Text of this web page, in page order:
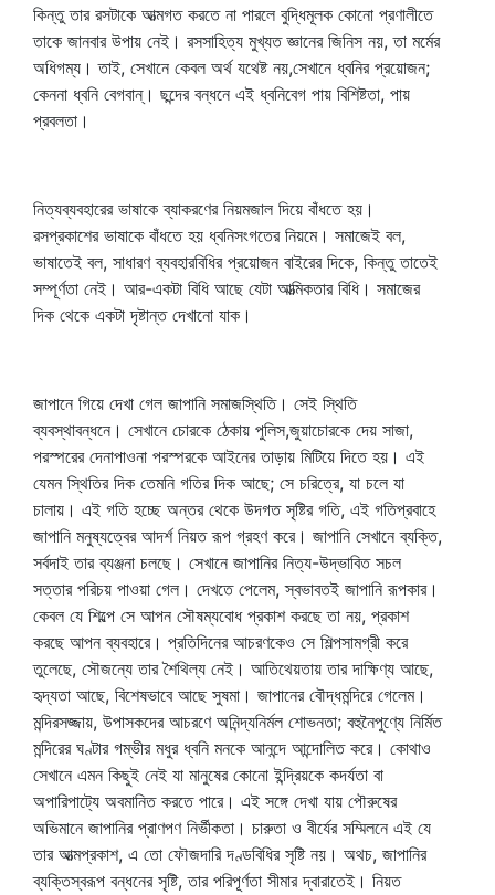
কিন্তু তার রসটাকে আত্মগত করতে না পারলে বুদ্ধিমূলক কোনো প্রণালীতে
তাকে জানবার উপায় নেই। রসসাহিত্য মুখ্যত জ্ঞানের জিনিস নয়, তা মর্মের
অধিগম্য। তাই, সেখানে কেবল অর্থ যথেষ্ট নয়,সেখানে ধ্বনির প্রয়োজন;
কেননা ধ্বনি বেগবান্‌। ছন্দের বন্ধনে এই ধ্বনিবেগ পায় বিশিষ্টতা, পায়
প্রবলতা।
নিত্যব্যবহারের ভাষাকে ব্যাকরণের নিয়মজাল দিয়ে বাঁধতে হয়।
রসপ্রকাশের ভাষাকে বাঁধতে হয় ধ্বনিসংগতের নিয়মে। সমাজেই বল,
ভাষাতেই বল, সাধারণ ব্যবহারবিধির প্রয়োজন বাইরের দিকে, কিন্তু তাতেই
সম্পূর্ণতা নেই। আর-একটা বিধি আছে যেটা আত্মিকতার বিধি। সমাজের
দিক থেকে একটা দৃষ্টান্ত দেখানো যাক।
জাপানে গিয়ে দেখা গেল জাপানি সমাজস্থিতি। সেই স্থিতি
ব্যবস্থাবন্ধনে। সেখানে চোরকে ঠেকায় পুলিস,জুয়াচোরকে দেয় সাজা,
পরস্পরের দেনাপাওনা পরস্পরকে আইনের তাড়ায় মিটিয়ে দিতে হয়। এই
যেমন স্থিতির দিক তেমনি গতির দিক আছে; সে চরিত্রে, যা চলে যা
চালায়। এই গতি হচ্ছে অন্তর থেকে উদগত সৃষ্টির গতি, এই গতিপ্রবাহে
জাপানি মনুষ্যত্বের আদর্শ নিয়ত রূপ গ্রহণ করে। জাপানি সেখানে ব্যক্তি,
সর্বদাই তার ব্যঞ্জনা চলছে। সেখানে জাপানির নিত্য-উদ্ভাবিত সচল
সত্তার পরিচয় পাওয়া গেল। দেখতে পেলেম, স্বভাবতই জাপানি রূপকার।
কেবল যে শিল্পে সে আপন সৌষম্যবোধ প্রকাশ করছে তা নয়, প্রকাশ
করছে আপন ব্যবহারে। প্রতিদিনের আচরণকেও সে শিল্পসামগ্রী করে
তুলেছে, সৌজন্যে তার শৈথিল্য নেই। আতিথেয়তায় তার দাক্ষিণ্য আছে,
হৃদ্যতা আছে, বিশেষভাবে আছে সুষমা। জাপানের বৌদ্ধমন্দিরে গেলেম।
মন্দিরসজ্জায়, উপাসকদের আচরণে অনিন্দ্যনির্মল শোভনতা; বহুনৈপুণ্যে নির্মিত
মন্দিরের ঘণ্টার গম্ভীর মধুর ধ্বনি মনকে আনন্দে আন্দোলিত করে। কোথাও
সেখানে এমন কিছুই নেই যা মানুষের কোনো ইন্দ্রিয়কে কদর্যতা বা
অপারিপাট্যে অবমানিত করতে পারে। এই সঙ্গে দেখা যায় পৌরুষের
অভিমানে জাপানির প্রাণপণ নির্ভীকতা। চারুতা ও বীর্যের সম্মিলনে এই যে
তার আত্মপ্রকাশ, এ তো ফৌজদারি দণ্ডবিধির সৃষ্টি নয়। অথচ, জাপানির
ব্যক্তিস্বরূপ বন্ধনের সৃষ্টি, তার পরিপূর্ণতা সীমার দ্বারাতেই। নিয়ত